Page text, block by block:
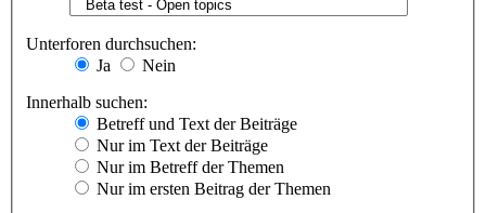
Unterforen durchsuchen:
Ja
Nein
Innerhalb suchen:
Betreff und Text der Beiträge
Nur im Text der Beiträge
Nur im Betreff der Themen
Nur im ersten Beitrag der Themen